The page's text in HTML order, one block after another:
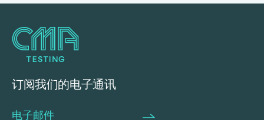
订阅我们的电子通讯